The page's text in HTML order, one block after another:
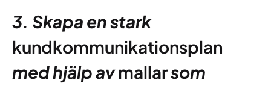
3. Skapa en stark
kundkommunikationsplan
med hjälp avmallarsom